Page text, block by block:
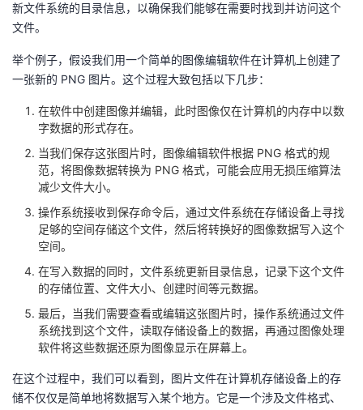
堂
我
的
课
程
我
的
认
证
我
的
实
验
我
的
收
我
的
技
术
支
持
我
的
云
声
建
新文件系统的目录信息，以确保我们能够在需要时找到并访问这个
文件。
举个例子，假设我们用一个简单的图像编辑软件在计算机上创建了
一张新的 PNG 图片。这个过程大致包括以下几步：
在软件中创建图像并编辑，此时图像仅在计算机的内存中以数
字数据的形式存在。
当我们保存这张图片时，图像编辑软件根据 PNG 格式的规
范，将图像数据转换为 PNG 格式，可能会应用无损压缩算法
减少文件大小。
操作系统接收到保存命令后，通过文件系统在存储设备上寻找
足够的空间存储这个文件，然后将转换好的图像数据写入这个
空间。
在写入数据的同时，文件系统更新目录信息，记录下这个文件
的存储位置、文件大小、创建时间等元数据。
最后，当我们需要查看或编辑这张图片时，操作系统通过文件
系统找到这个文件，读取存储设备上的数据，再通过图像处理
软件将这些数据还原为图像显示在屏幕上。
在这个过程中，我们可以看到，图片文件在计算机存储设备上的存
储不仅仅是简单地将数据写入某个地方。它是一个涉及文件格式、